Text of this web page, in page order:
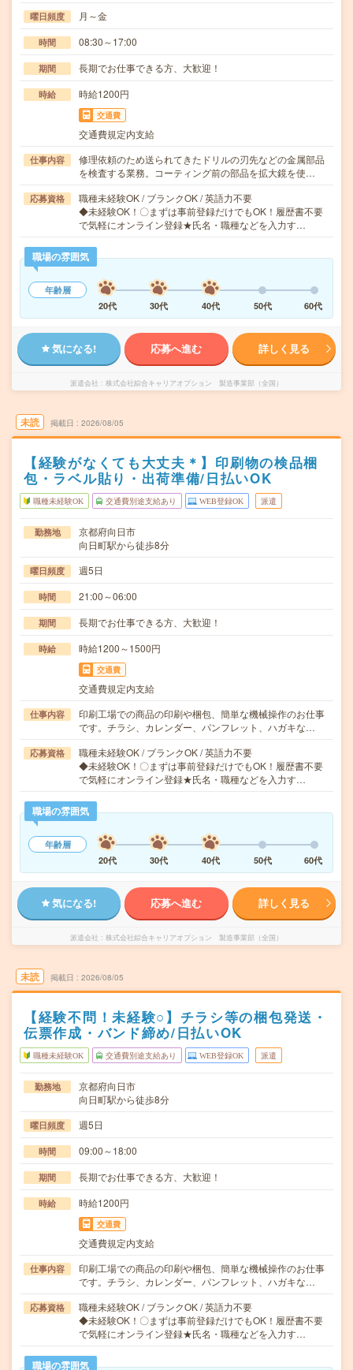
曜日頻度 月～金
時間 08:30～17:00
期間 長期でお仕事できる方、大歓迎！
時給 時給1200円
交通費
交通費規定内支給
仕事内容
修理依頼のため送られてきたドリルの刃先などの金属部品
を検査する業務。コーティング前の部品を拡大鏡を使…
応募資格
職種未経験OK / ブランクOK / 英語力不要
◆未経験OK！〇まずは事前登録だけでもOK！履歴書不要
で気軽にオンライン登録★氏名・職種などを入力す…
職場の雰囲気
年齢層
20代
30代 40代 50代 60代
気になる! 応募へ進む 詳しく見る
派遣会社 株式会社綜合キャリアオプション 製造事業部（全国）
未読 掲載日 2026/08/05
【経験がなくても大丈夫＊】印刷物の検品梱
包・ラベル貼り・出荷準備/日払いOK
職種未経験OK 交通費別途支給あり WEB登録OK 派遣
勤務地
京都府向日市
向日町駅から徒歩8分
曜日頻度 週5日
時間 21:00～06:00
期間 長期でお仕事できる方、大歓迎！
時給 時給1200～1500円
交通費
交通費規定内支給
仕事内容
印刷工場での商品の印刷や梱包、簡単な機械操作のお仕事
です。チラシ、カレンダー、パンフレット、ハガキな…
応募資格
職種未経験OK / ブランクOK / 英語力不要
◆未経験OK！〇まずは事前登録だけでもOK！履歴書不要
で気軽にオンライン登録★氏名・職種などを入力す…
職場の雰囲気
年齢層
20代
30代 40代 50代 60代
気になる! 応募へ進む 詳しく見る
派遣会社 株式会社綜合キャリアオプション 製造事業部（全国）
未読 掲載日 2026/08/05
【経験不問！未経験○】チラシ等の梱包発送・
伝票作成・バンド締め/日払いOK
職種未経験OK 交通費別途支給あり WEB登録OK 派遣
勤務地
京都府向日市
向日町駅から徒歩8分
曜日頻度 週5日
時間 09:00～18:00
期間 長期でお仕事できる方、大歓迎！
時給 時給1200円
交通費
交通費規定内支給
仕事内容
印刷工場での商品の印刷や梱包、簡単な機械操作のお仕事
です。チラシ、カレンダー、パンフレット、ハガキな…
応募資格
職種未経験OK / ブランクOK / 英語力不要
◆未経験OK！〇まずは事前登録だけでもOK！履歴書不要
で気軽にオンライン登録★氏名・職種などを入力す…
職場の雰囲気